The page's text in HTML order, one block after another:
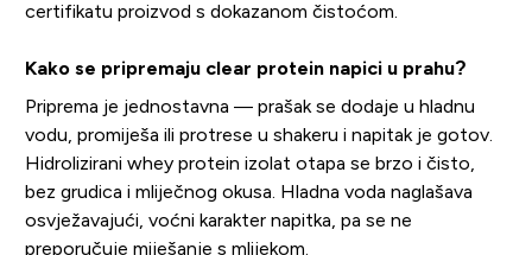
certifikatu proizvod s dokazanom čistoćom.
Kako se pripremaju clear protein napici u prahu?
Priprema je jednostavna — prašak se dodaje u hladnu
vodu, promiješa ili protrese u shakeru i napitak je gotov.
Hidrolizirani whey protein izolat otapa se brzo i čisto,
bez grudica i mliječnog okusa. Hladna voda naglašava
osvježavajući, voćni karakter napitka, pa se ne
preporučuje miješanje s mlijekom.